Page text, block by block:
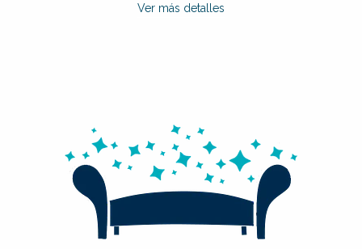
Ver más detalles